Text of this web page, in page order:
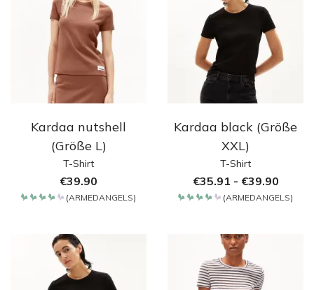
Kardaa nutshell
(Größe L)
T-Shirt
€39.90
(ARMEDANGELS)
Kardaa black (Größe
XXL)
T-Shirt
€35.91 - €39.90
(ARMEDANGELS)